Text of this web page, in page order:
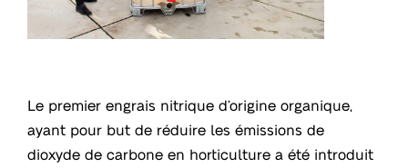
Le premier engrais nitrique d’origine organique,
ayant pour but de réduire les émissions de
dioxyde de carbone en horticulture a été introduit